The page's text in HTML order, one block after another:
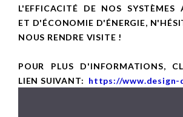
L'EFFICACITÉ DE NOS SYSTÈMES
ET D'ÉCONOMIE D'ÉNERGIE,
NOUS RENDRE VISITE !
POUR PLUS D'INFORMATIONS,
LIEN SUIVANT: https://